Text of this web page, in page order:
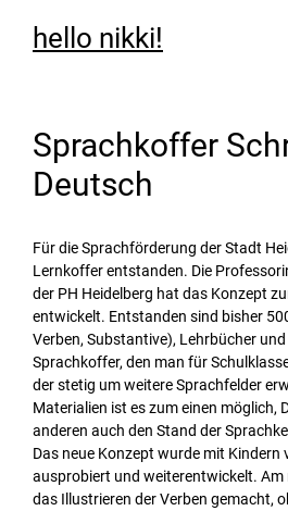
hello nikki!
Sprachkoffer
Deutsch
Für die Sprachförderung der Stadt
Lernkoffer entstanden. Die
der PH Heidelberg hat das Konzept
entwickelt. Entstanden sind bisher
Verben, Substantive), Lehrbücher
Sprachkoffer, den man für
der stetig um weitere Sprachfelder
Materialien ist es zum einen möglich,
anderen auch den Stand der
Das neue Konzept wurde mit Kindern
ausprobiert und weiterentwickelt. Am
das Illustrieren der Verben gemacht,